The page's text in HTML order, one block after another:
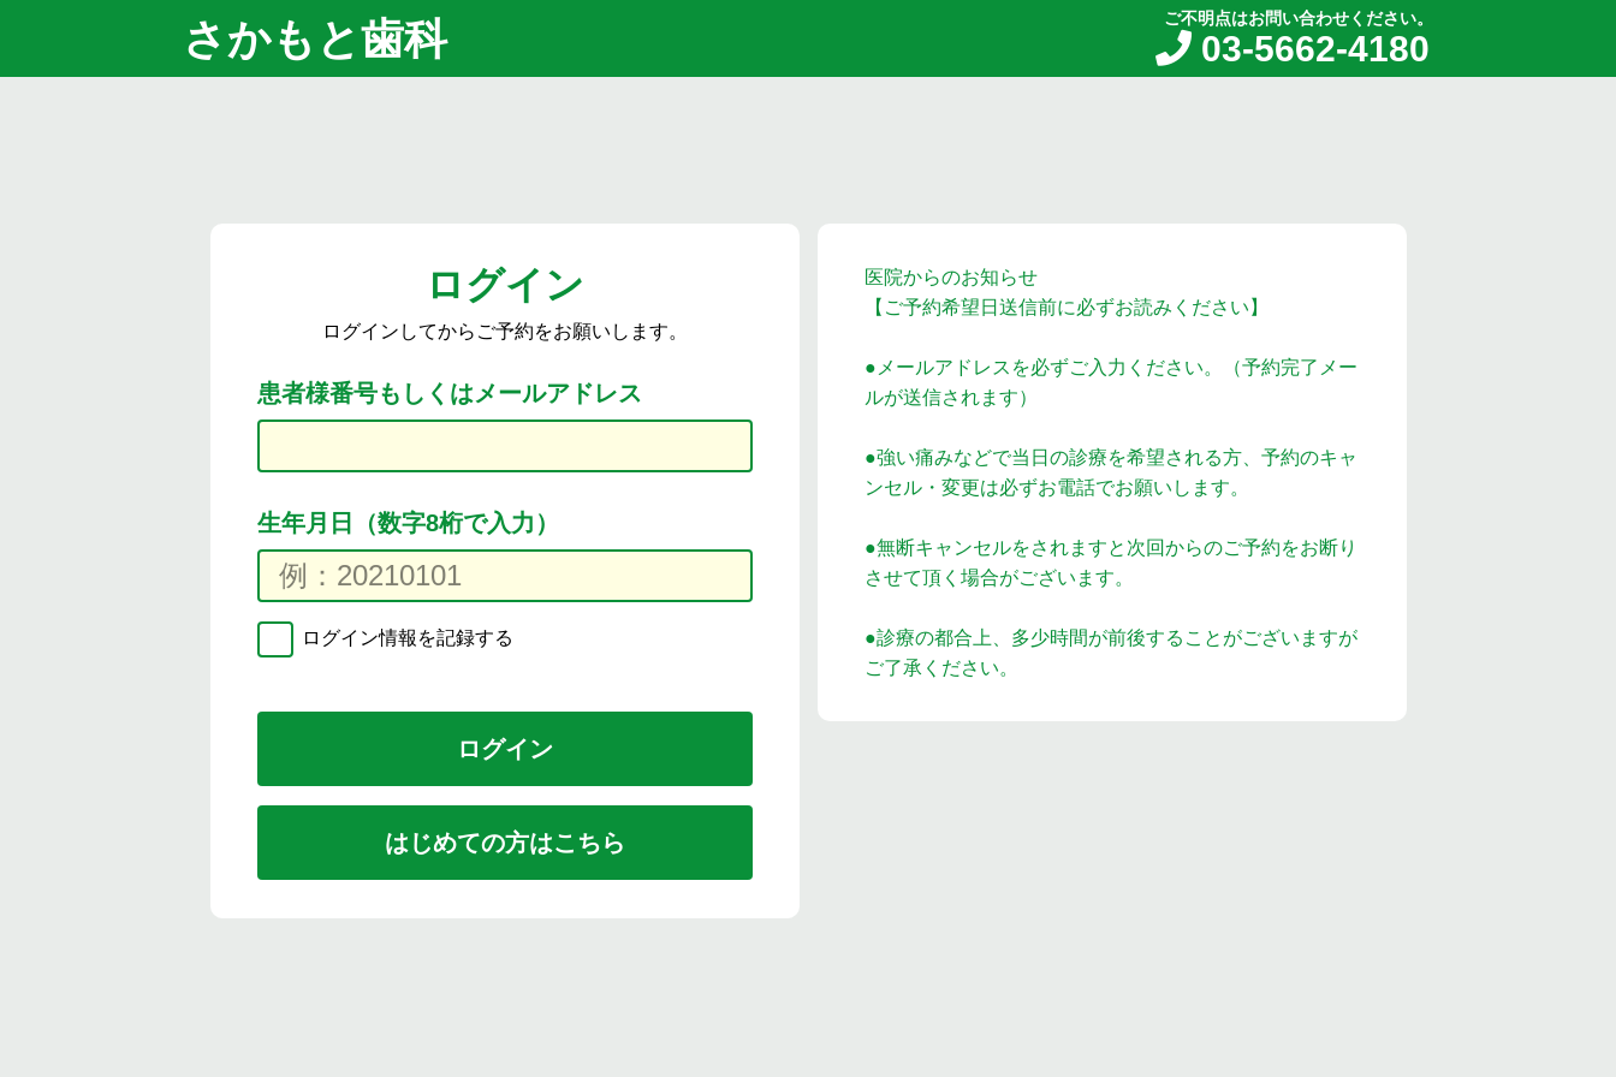
さかもと歯科 ご不明点はお問い合わせください。
03-5662-4180
医院からのお知らせ
【ご予約希望日送信前に必ずお読みください】
●メールアドレスを必ずご入力ください。（予約完了メー
ルが送信されます）
●強い痛みなどで当日の診療を希望される方、予約のキャ
ンセル・変更は必ずお電話でお願いします。
●無断キャンセルをされますと次回からのご予約をお断り
させて頂く場合がございます。
●診療の都合上、多少時間が前後することがございますが
ご了承ください。
ログイン
ログインしてからご予約をお願いします。
患者様番号もしくはメールアドレス
生年月日（数字8桁で入力）
ログイン情報を記録する
はじめての方はこちら